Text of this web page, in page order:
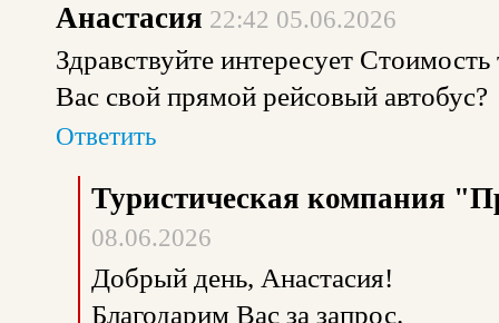
Анастасия 22:42 05.06.2026
Здравствуйте интересует
Вас свой прямой рейсовый автобус?
Ответить
Туристическая компания
08.06.2026
Добрый день, Анастасия!
Благодарим Вас за запрос.